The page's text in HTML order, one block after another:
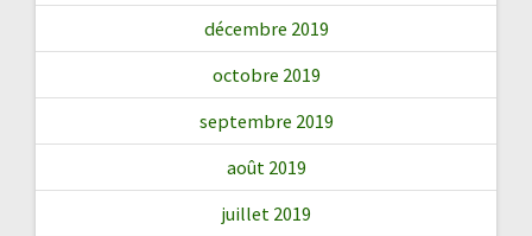
décembre 2019
octobre 2019
septembre 2019
août 2019
juillet 2019